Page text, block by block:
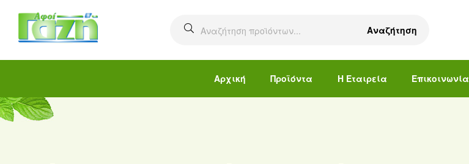
Αναζήτηση
Αρχική Προϊόντα Η Εταιρεία Επικοινωνία